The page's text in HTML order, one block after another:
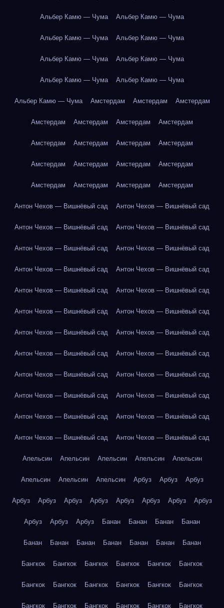
Альбер Камю — Чума Альбер Камю — Чума
Альбер Камю — Чума Альбер Камю — Чума
Альбер Камю — Чума Альбер Камю — Чума
Альбер Камю — Чума Альбер Камю — Чума
Альбер Камю — Чума Амстердам Амстердам Амстердам
Амстердам Амстердам Амстердам Амстердам
Амстердам Амстердам Амстердам Амстердам
Амстердам Амстердам Амстердам Амстердам
Амстердам Амстердам Амстердам Амстердам
Антон Чехов — Вишнёвый сад Антон Чехов — Вишнёвый сад
Антон Чехов — Вишнёвый сад Антон Чехов — Вишнёвый сад
Антон Чехов — Вишнёвый сад Антон Чехов — Вишнёвый сад
Антон Чехов — Вишнёвый сад Антон Чехов — Вишнёвый сад
Антон Чехов — Вишнёвый сад Антон Чехов — Вишнёвый сад
Антон Чехов — Вишнёвый сад Антон Чехов — Вишнёвый сад
Антон Чехов — Вишнёвый сад Антон Чехов — Вишнёвый сад
Антон Чехов — Вишнёвый сад Антон Чехов — Вишнёвый сад
Антон Чехов — Вишнёвый сад Антон Чехов — Вишнёвый сад
Антон Чехов — Вишнёвый сад Антон Чехов — Вишнёвый сад
Антон Чехов — Вишнёвый сад Антон Чехов — Вишнёвый сад
Антон Чехов — Вишнёвый сад Антон Чехов — Вишнёвый сад
Апельсин Апельсин Апельсин Апельсин Апельсин
Апельсин Апельсин Апельсин Арбуз Арбуз Арбуз
Арбуз Арбуз Арбуз Арбуз Арбуз Арбуз Арбуз Арбуз
Арбуз Арбуз Арбуз Банан Банан Банан Банан
Банан Банан Банан Банан Банан Банан Банан
Бангкок Бангкок Бангкок Бангкок Бангкок Бангкок
Бангкок Бангкок Бангкок Бангкок Бангкок Бангкок
Бангкок Бангкок Бангкок Бангкок Бангкок Бангкок